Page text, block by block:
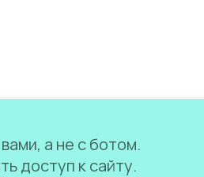
а не с ботом.
доступ к сайту.